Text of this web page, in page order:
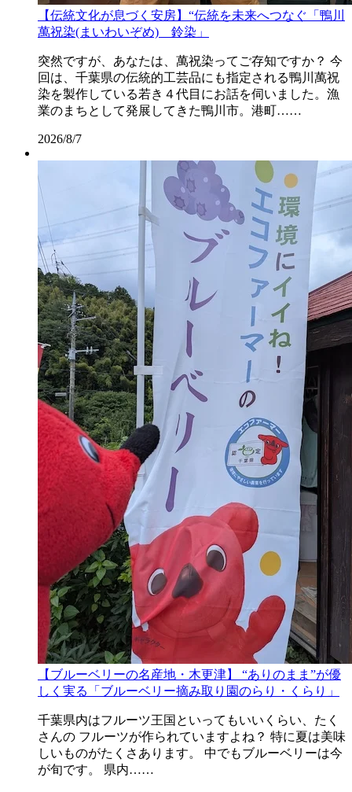
【伝統文化が息づく安房】“伝統を未来へつなぐ「鴨川
萬祝染(まいわいぞめ) 鈴染」
突然ですが、あなたは、萬祝染ってご存知ですか？ 今
回は、千葉県の伝統的工芸品にも指定される鴨川萬祝
染を製作している若き４代目にお話を伺いました。漁
業のまちとして発展してきた鴨川市。港町……
2026/8/7
【ブルーベリーの名産地・木更津】 “ありのまま”が優
しく実る「ブルーベリー摘み取り園のらり・くらり」
千葉県内はフルーツ王国といってもいいくらい、たく
さんの フルーツが作られていますよね？ 特に夏は美味
しいものがたくさあります。 中でもブルーベリーは今
が旬です。 県内……